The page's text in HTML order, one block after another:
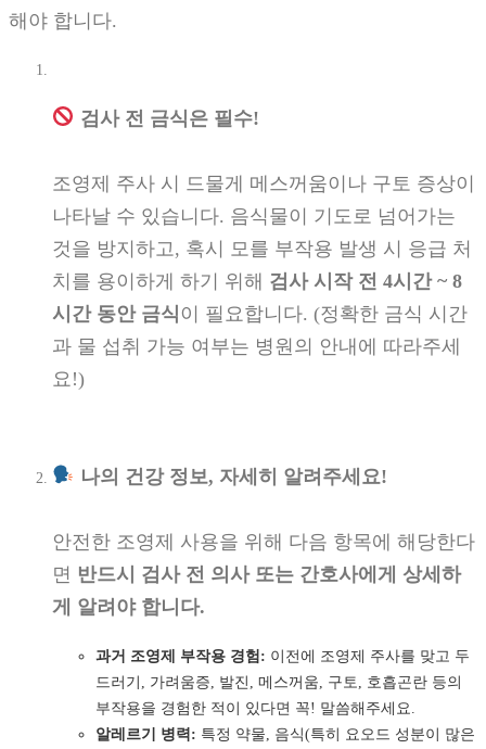
해야 합니다.
검사 전 금식은 필수!
조영제 주사 시 드물게 메스꺼움이나 구토 증상이
나타날 수 있습니다. 음식물이 기도로 넘어가는
것을 방지하고, 혹시 모를 부작용 발생 시 응급 처
치를 용이하게 하기 위해 검사 시작 전 4시간 ~ 8
시간 동안 금식 이 필요합니다. (정확한 금식 시간
과 물 섭취 가능 여부는 병원의 안내에 따라주세
요!)
나의 건강 정보, 자세히 알려주세요!
안전한 조영제 사용을 위해 다음 항목에 해당한다
면 반드시 검사 전 의사 또는 간호사에게 상세하
게 알려야 합니다.
과거 조영제 부작용 경험: 이전에 조영제 주사를 맞고 두
드러기, 가려움증, 발진, 메스꺼움, 구토, 호흡곤란 등의
부작용을 경험한 적이 있다면 꼭! 말씀해주세요.
알레르기 병력: 특정 약물, 음식(특히 요오드 성분이 많은